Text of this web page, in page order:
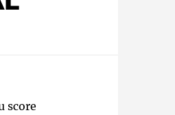
score